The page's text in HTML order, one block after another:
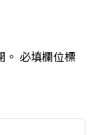
必填欄位標